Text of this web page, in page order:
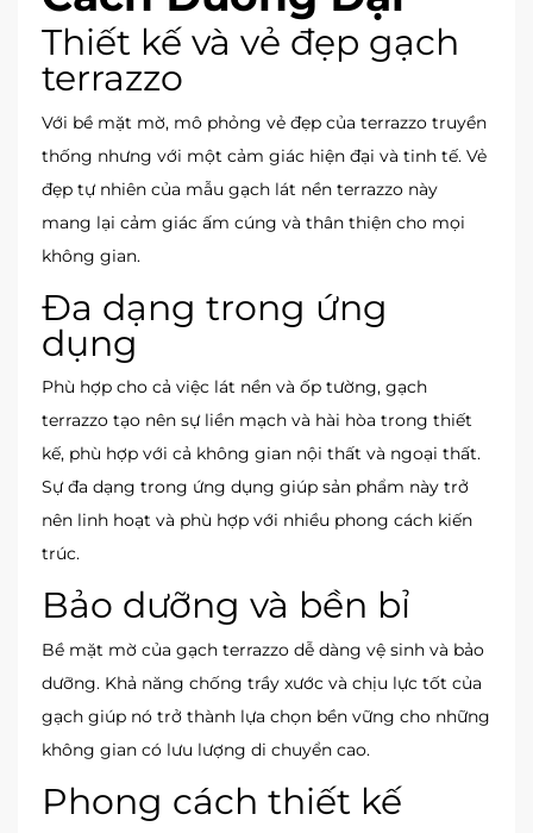
Thiết kế và vẻ đẹp gạch
terrazzo
Với bề mặt mờ, mô phỏng vẻ đẹp của terrazzo truyền
thống nhưng với một cảm giác hiện đại và tinh tế. Vẻ
đẹp tự nhiên của mẫu gạch lát nền terrazzo này
mang lại cảm giác ấm cúng và thân thiện cho mọi
không gian.
Đa dạng trong ứng
dụng
Phù hợp cho cả việc lát nền và ốp tường, gạch
terrazzo tạo nên sự liền mạch và hài hòa trong thiết
kế, phù hợp với cả không gian nội thất và ngoại thất.
Sự đa dạng trong ứng dụng giúp sản phẩm này trở
nên linh hoạt và phù hợp với nhiều phong cách kiến
trúc.
Bảo dưỡng và bền bỉ
Bề mặt mờ của gạch terrazzo dễ dàng vệ sinh và bảo
dưỡng. Khả năng chống trầy xước và chịu lực tốt của
gạch giúp nó trở thành lựa chọn bền vững cho những
không gian có lưu lượng di chuyển cao.
Phong cách thiết kế